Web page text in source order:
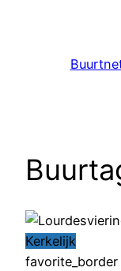
Kerkelijk
favorite_border